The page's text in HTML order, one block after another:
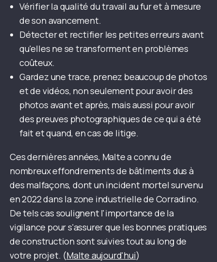
Vérifier la qualité du travail au fur et à mesure
de son avancement.
Détecter et rectifier les petites erreurs avant
qu'elles ne se transforment en problèmes
coûteux.
Gardez une trace, prenez beaucoup de photos
et de vidéos, non seulement pour avoir des
photos avant et après, mais aussi pour avoir
des preuves photographiques de ce qui a été
fait et quand, en cas de litige.
Ces dernières années, Malte a connu de
nombreux effondrements de bâtiments dus à
des malfaçons, dont un incident mortel survenu
en 2022 dans la zone industrielle de Corradino.
De tels cas soulignent l'importance de la
vigilance pour s'assurer que les bonnes pratiques
de construction sont suivies tout au long de
votre projet. (Malte aujourd'hui)